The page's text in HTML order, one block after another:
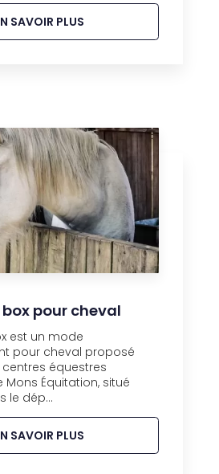
SAVOIR PLUS
pour cheval
est un mode
pour cheval proposé
équestres
Mons Équitation, situé
le dép...
SAVOIR PLUS